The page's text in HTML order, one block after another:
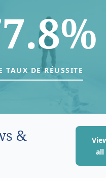
TAUX DE RÉUSSITE
&
all